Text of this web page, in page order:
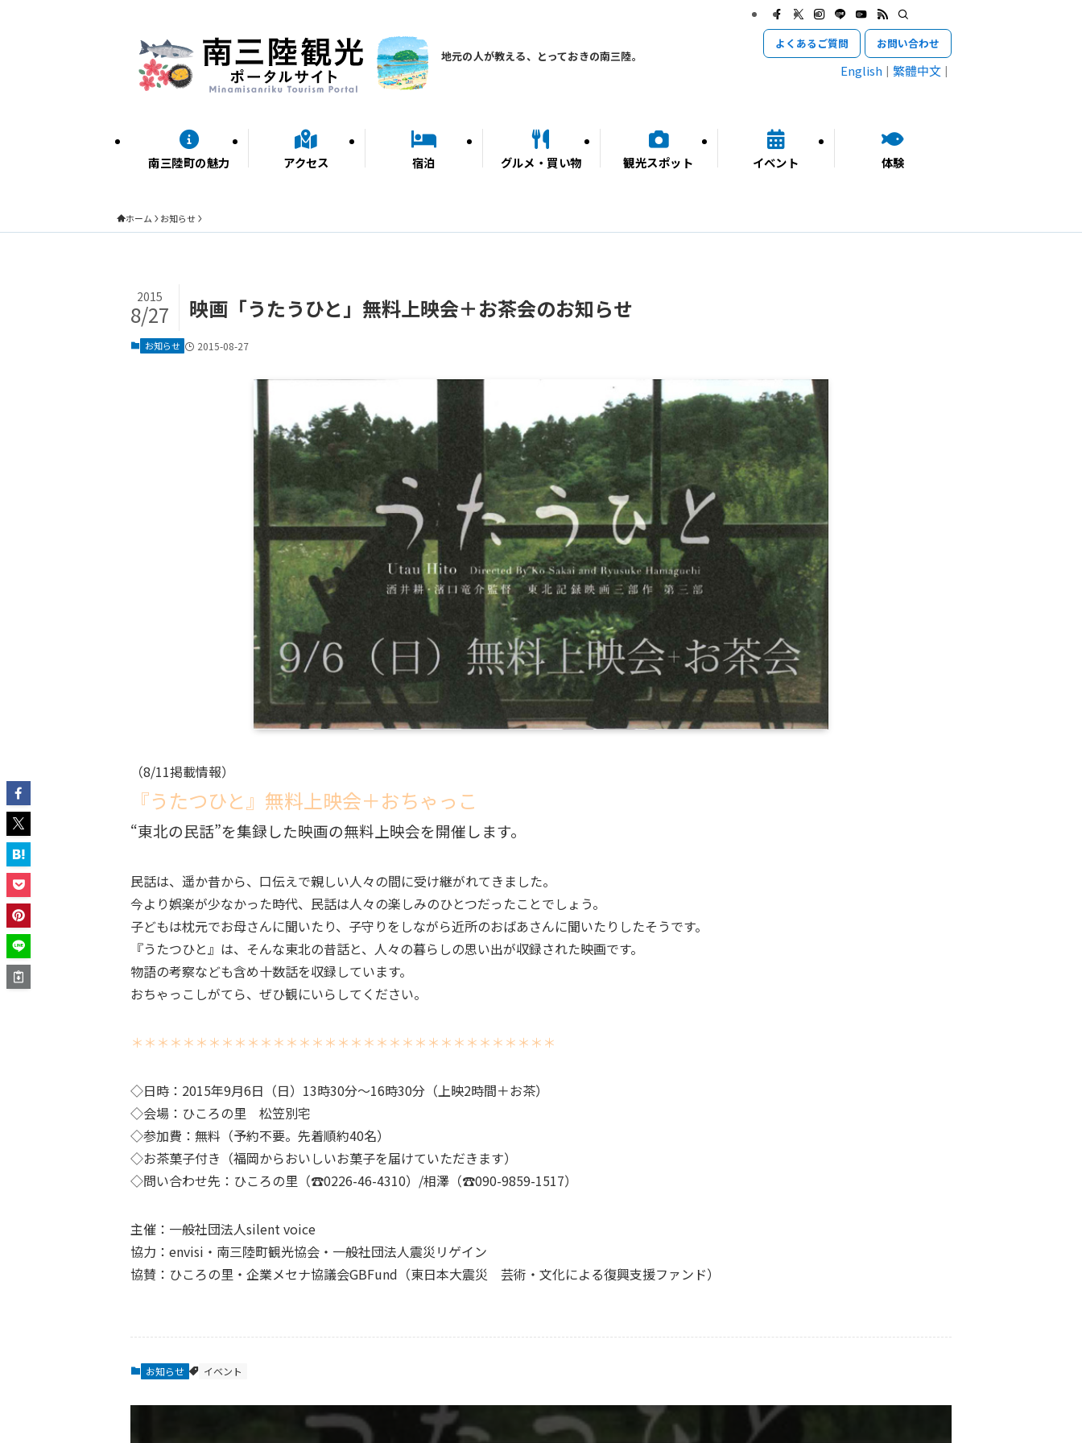
地元の人が教える、とっておきの南三陸。
南三陸町の魅力 アクセス 宿泊 グルメ・買い物 観光スポット イベント 体験
よくあるご質問 お問い合わせ
English 繁體中文
ホーム お知らせ
映画「うたうひと」無料上映会＋お茶会のお知らせ
2015
8/27
お知らせ 2015-08-27
（8/11掲載情報）
『うたつひと』無料上映会＋おちゃっこ
“東北の民話”を集録した映画の無料上映会を開催します。
民話は、遥か昔から、口伝えで親しい人々の間に受け継がれてきました。
今より娯楽が少なかった時代、民話は人々の楽しみのひとつだったことでしょう。
子どもは枕元でお母さんに聞いたり、子守りをしながら近所のおばあさんに聞いたりしたそうです。
『うたつひと』は、そんな東北の昔話と、人々の暮らしの思い出が収録された映画です。
物語の考察なども含め十数話を収録しています。
おちゃっこしがてら、ぜひ観にいらしてください。
＊＊＊＊＊＊＊＊＊＊＊＊＊＊＊＊＊＊＊＊＊＊＊＊＊＊＊＊＊＊＊＊＊
◇日時：2015年9月6日（日）13時30分〜16時30分（上映2時間＋お茶）
◇会場：ひころの里 松笠別宅
◇参加費：無料（予約不要。先着順約40名）
◇お茶菓子付き（福岡からおいしいお菓子を届けていただきます）
◇問い合わせ先：ひころの里（☎0226-46-4310）/相澤（☎090-9859-1517）
主催：一般社団法人silent voice
協力：envisi・南三陸町観光協会・一般社団法人震災リゲイン
協賛：ひころの里・企業メセナ協議会GBFund（東日本大震災 芸術・文化による復興支援ファンド）
お知らせ イベント